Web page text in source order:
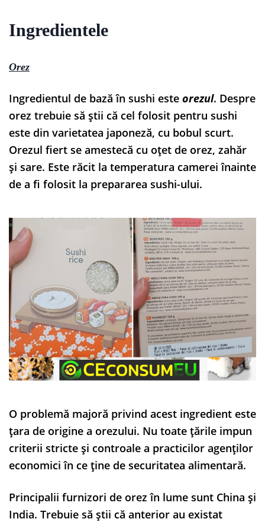
Ingredientele
Orez
Ingredientul de bază în sushi este orezul. Despre
orez trebuie să știi că cel folosit pentru sushi
este din varietatea japoneză, cu bobul scurt.
Orezul fiert se amestecă cu oțet de orez, zahăr
și sare. Este răcit la temperatura camerei înainte
de a fi folosit la prepararea sushi-ului.
O problemă majoră privind acest ingredient este
țara de origine a orezului. Nu toate țările impun
criterii stricte și controale a practicilor agenților
economici în ce ține de securitatea alimentară.
Principalii furnizori de orez în lume sunt China și
India. Trebuie să știi că anterior au existat